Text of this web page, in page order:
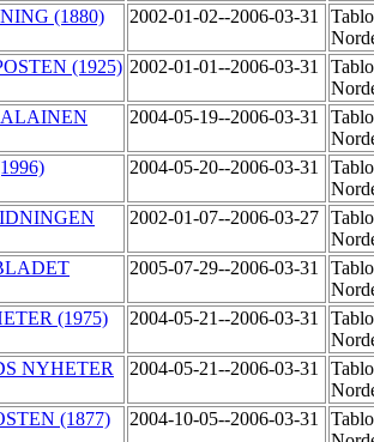
(1880)
2002-01-02--2006-03-31
(1925) 2002-01-01--2006-03-31
2004-05-19--2006-03-31
2004-05-20--2006-03-31
2002-01-07--2006-03-27
2005-07-29--2006-03-31
(1975)
2004-05-21--2006-03-31
NYHETER
2004-05-21--2006-03-31
(1877)
2004-10-05--2006-03-31